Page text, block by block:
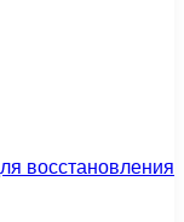
восстановления